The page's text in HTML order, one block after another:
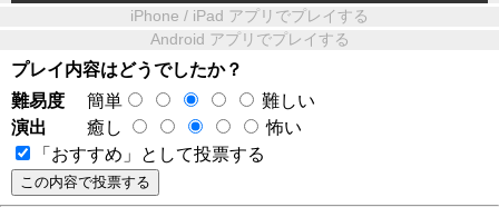
iPhone / iPad アプリでプレイする
Android アプリでプレイする
プレイ内容はどうでしたか？
難易度
簡単
難しい
演出
癒し
怖い
「おすすめ」として投票する